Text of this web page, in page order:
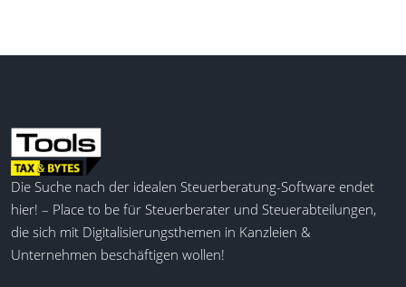
Die Suche nach der idealen Steuerberatung-Software endet
hier! – Place to be für Steuerberater und Steuerabteilungen,
die sich mit Digitalisierungsthemen in Kanzleien &
Unternehmen beschäftigen wollen!